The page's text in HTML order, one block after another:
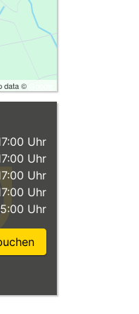
data ©
Uhr
Uhr
Uhr
Uhr
Uhr